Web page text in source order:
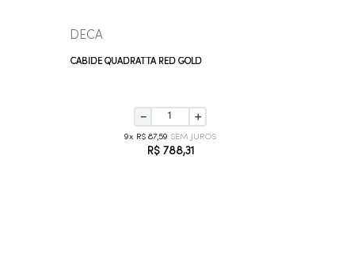
DECA
CABIDE QUADRATTA RED GOLD
＋
－
9 R$ 87,59
R$ 788,31